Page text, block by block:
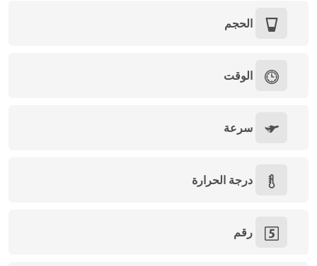
الحجم
الوقت
سرعة
درجة الحرارة
رقم